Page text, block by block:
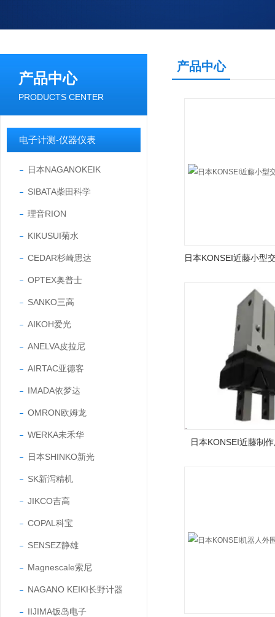
产品中心
PRODUCTS CENTER
电子计测-仪器仪表
日本NAGANOKEIK
SIBATA柴田科学
理音RION
KIKUSUI菊水
CEDAR杉崎思达
OPTEX奥普士
SANKO三高
AIKOH爱光
ANELVA皮拉尼
AIRTAC亚德客
IMADA依梦达
OMRON欧姆龙
WERKA未禾华
日本SHINKO新光
SK新泻精机
JIKCO吉高
COPAL科宝
SENSEZ静雄
Magnescale索尼
NAGANO KEIKI长野计器
IIJIMA饭岛电子
产品中心
日本KONSEI近藤制